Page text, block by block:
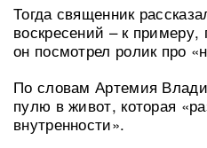
Тогда священник
воскресений – к
он посмотрел ролик про
По словам Артемия
пулю в живот, которая
внутренности».